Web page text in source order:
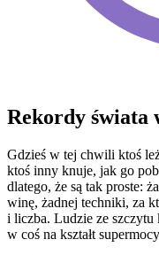
Rekordy świata
Gdzieś w tej chwili ktoś
ktoś inny knuje, jak go
dlatego, że są tak proste:
winę, żadnej techniki, za
i liczba. Ludzie ze
w coś na kształt